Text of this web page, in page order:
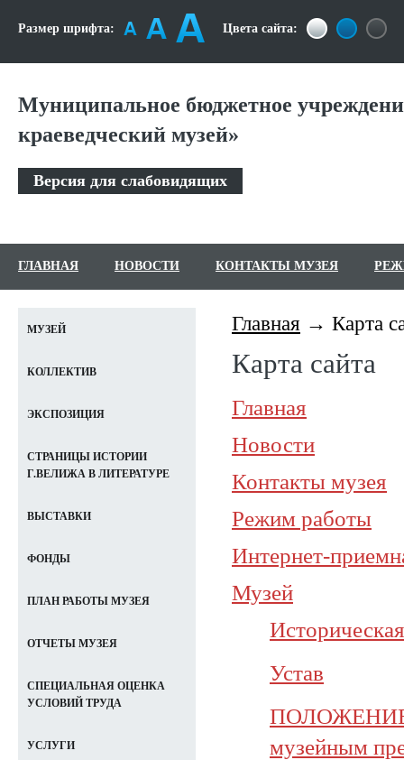
Размер шрифта: Цвета сайта:
Муниципальное бюджетное
краеведческий музей»
Версия для слабовидящих
ГЛАВНАЯ НОВОСТИ КОНТАКТЫ МУЗЕЯ
Главная Карта
Карта сайта
Главная
Новости
Контакты музея
Режим работы
Интернет-
Музей
Устав
ПОЛОЖЕНИЕ
музейным
МУЗЕЙ
КОЛЛЕКТИВ
ЭКСПОЗИЦИЯ
СТРАНИЦЫ ИСТОРИИ
Г.ВЕЛИЖА В ЛИТЕРАТУРЕ
ВЫСТАВКИ
ФОНДЫ
ПЛАН РАБОТЫ МУЗЕЯ
ОТЧЕТЫ МУЗЕЯ
СПЕЦИАЛЬНАЯ ОЦЕНКА
УСЛОВИЙ ТРУДА
УСЛУГИ